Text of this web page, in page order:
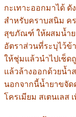
กะเทาะออกมาได้
สำหรับคราบสนิม ค
สุขภัณฑ์ ให้ผสมน้ำย
อัตราส่วนที่ระบุไว้ข้
ให้ชุ่มแล้วนำไปเช็ด
แล้วล้างออกด้วยน้ำ
นอกจากนี้น้ำยาขจัด
โครเมียม สเตนเลส